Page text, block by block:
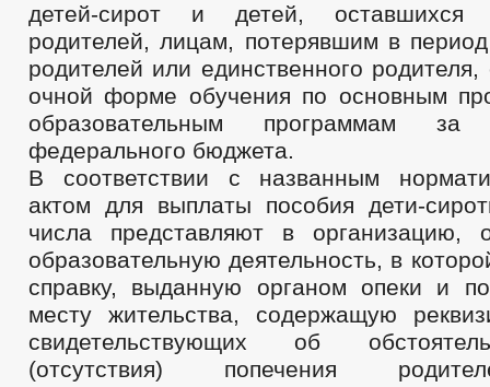
детей-сирот и детей, оставшихся
родителей, лицам, потерявшим в
родителей или единственного
очной форме обучения по основным
образовательным программам за
федерального бюджета.
В соответствии с названным
актом для выплаты пособия дети-
числа представляют в организацию,
образовательную деятельность, в
справку, выданную органом опеки и
месту жительства, содержащую
свидетельствующих об
(отсутствия) попечения